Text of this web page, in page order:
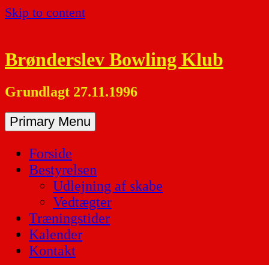
Skip to content
Brønderslev Bowling Klub
Grundlagt 27.11.1996
Primary Menu
Forside
Bestyrelsen
Udlejning af skabe
Vedtægter
Træningstider
Kalender
Kontakt